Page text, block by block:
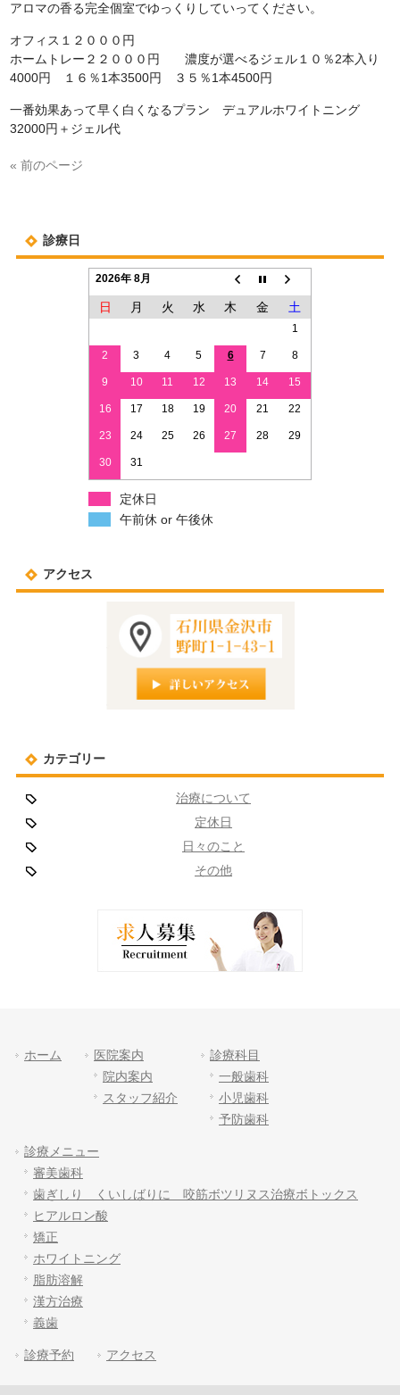
アロマの香る完全個室でゆっくりしていってください。
オフィス１２０００円
ホームトレー２２０００円 濃度が選べるジェル１０％2本入り
4000円 １６％1本3500円 ３５％1本4500円
一番効果あって早く白くなるプラン デュアルホワイトニング
32000円＋ジェル代
« 前のページ
診療日
2026年 8月
日 月 火 水 木 金 土
1
2 3 4 5 6 7 8
9 10 11 12 13 14 15
16 17 18 19 20 21 22
23 24 25 26 27 28 29
30 31
定休日
午前休 or 午後休
アクセス
カテゴリー
治療について
定休日
日々のこと
その他
ホーム
医院案内
院内案内
スタッフ紹介
診療科目
一般歯科
小児歯科
予防歯科
診療メニュー
審美歯科
歯ぎしり くいしばりに 咬筋ボツリヌス治療ボトックス
ヒアルロン酸
矯正
ホワイトニング
脂肪溶解
漢方治療
義歯
診療予約 アクセス